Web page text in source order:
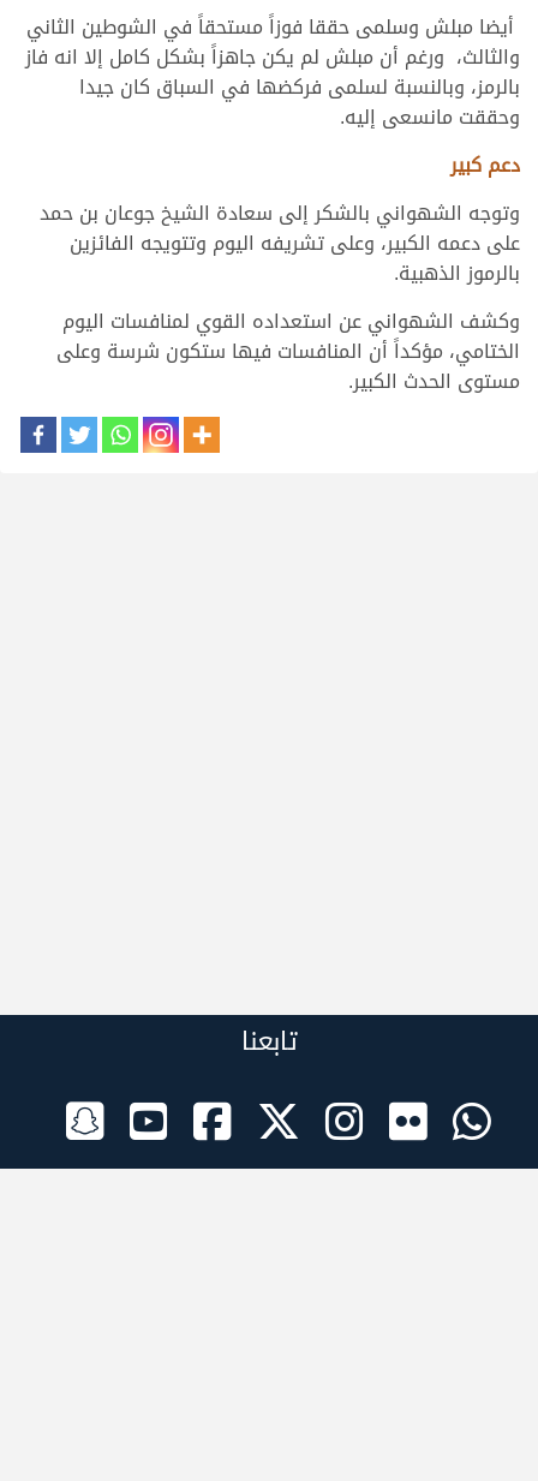
أيضا مبلش وسلمى حققا فوزاً مستحقاً في الشوطين الثاني
والثالث، ورغم أن مبلش لم يكن جاهزاً بشكل كامل إلا انه فاز
بالرمز، وبالنسبة لسلمى فركضها في السباق كان جيدا
وحققت مانسعى إليه.
دعم كبير
وتوجه الشهواني بالشكر إلى سعادة الشيخ جوعان بن حمد
على دعمه الكبير، وعلى تشريفه اليوم وتتويجه الفائزين
بالرموز الذهبية.
وكشف الشهواني عن استعداده القوي لمنافسات اليوم
الختامي، مؤكداً أن المنافسات فيها ستكون شرسة وعلى
مستوى الحدث الكبير.
تابعنا